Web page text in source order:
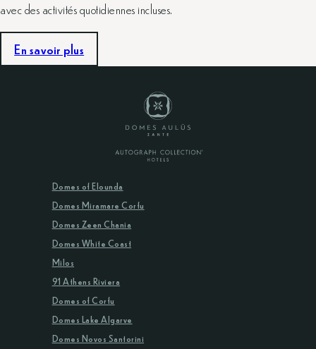
avec des activités quotidiennes incluses.
En savoir plus
Domes of Elounda
Domes Miramare Corfu
Domes Zeen Chania
Domes White Coast
Milos
91 Athens Riviera
Domes of Corfu
Domes Lake Algarve
Domes Novos Santorini